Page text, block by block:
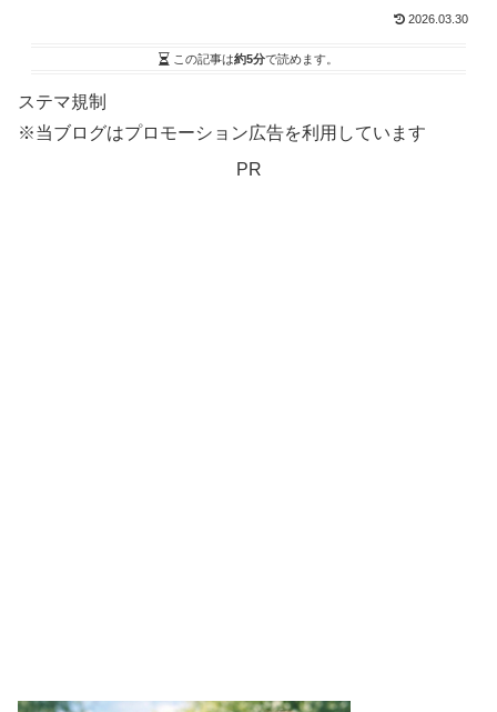
2026.03.30
この記事は約5分で読めます。
ステマ規制
※当ブログはプロモーション広告を利用しています
PR